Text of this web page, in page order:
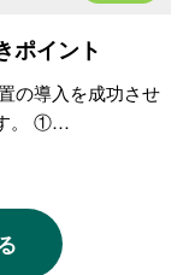
ポイント
の導入を成功させ
す。 ①…